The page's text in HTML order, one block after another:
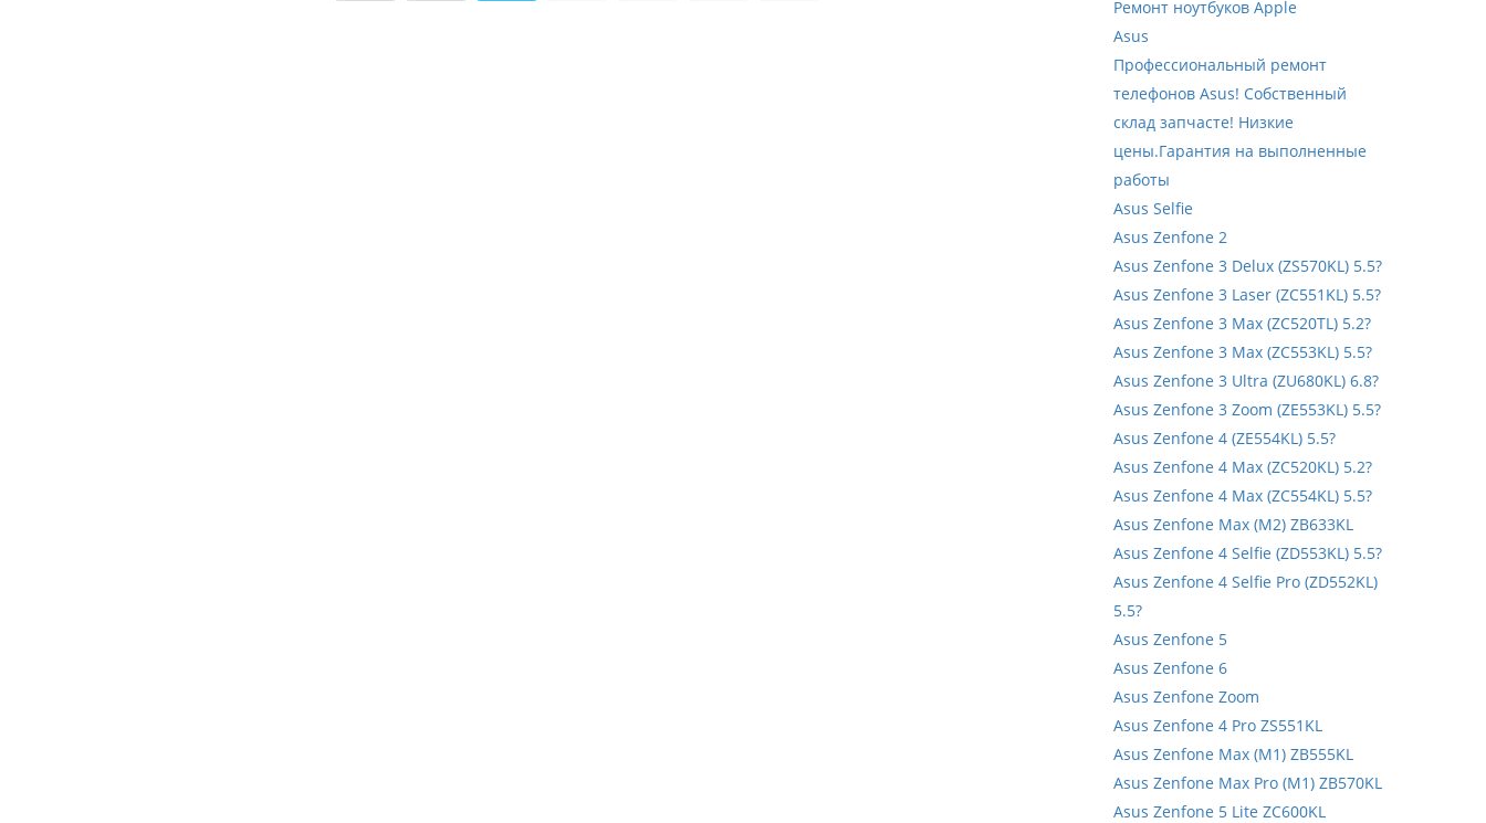
Ремонт ноутбуков Apple
Asus
Профессиональный ремонт
телефонов Asus! Собственный
склад запчасте! Низкие
цены.Гарантия на выполненные
работы
Asus Selfie
Asus Zenfone 2
Asus Zenfone 3 Delux (ZS570KL) 5.5?
Asus Zenfone 3 Laser (ZC551KL) 5.5?
Asus Zenfone 3 Max (ZC520TL) 5.2?
Asus Zenfone 3 Max (ZC553KL) 5.5?
Asus Zenfone 3 Ultra (ZU680KL) 6.8?
Asus Zenfone 3 Zoom (ZE553KL) 5.5?
Asus Zenfone 4 (ZE554KL) 5.5?
Asus Zenfone 4 Max (ZC520KL) 5.2?
Asus Zenfone 4 Max (ZC554KL) 5.5?
Asus Zenfone Max (M2) ZB633KL
Asus Zenfone 4 Selfie (ZD553KL) 5.5?
Asus Zenfone 4 Selfie Pro (ZD552KL)
5.5?
Asus Zenfone 5
Asus Zenfone 6
Asus Zenfone Zoom
Asus Zenfone 4 Pro ZS551KL
Asus Zenfone Max (M1) ZB555KL
Asus Zenfone Max Pro (M1) ZB570KL
Asus Zenfone 5 Lite ZC600KL